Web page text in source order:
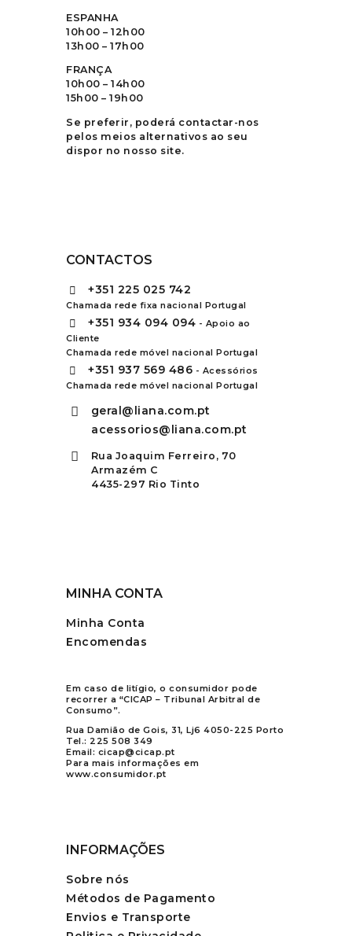
ESPANHA
10h00 – 12h00
13h00 – 17h00
FRANÇA
10h00 – 14h00
15h00 – 19h00
Se preferir, poderá contactar-nos
pelos meios alternativos ao seu
dispor no nosso site.
CONTACTOS
+351 225 025 742
Chamada rede fixa nacional Portugal
+351 934 094 094 - Apoio ao
Cliente
Chamada rede móvel nacional Portugal
+351 937 569 486 - Acessórios
Chamada rede móvel nacional Portugal
geral@liana.com.pt
acessorios@liana.com.pt
Rua Joaquim Ferreiro, 70
Armazém C
4435-297 Rio Tinto
MINHA CONTA
Minha Conta
Encomendas
Em caso de litígio, o consumidor pode
recorrer a “CICAP – Tribunal Arbitral de
Consumo”.
Rua Damião de Gois, 31, Lj6 4050-225 Porto
Tel.: 225 508 349
Email: cicap@cicap.pt
Para mais informações em
www.consumidor.pt
INFORMAÇÕES
Sobre nós
Métodos de Pagamento
Envios e Transporte